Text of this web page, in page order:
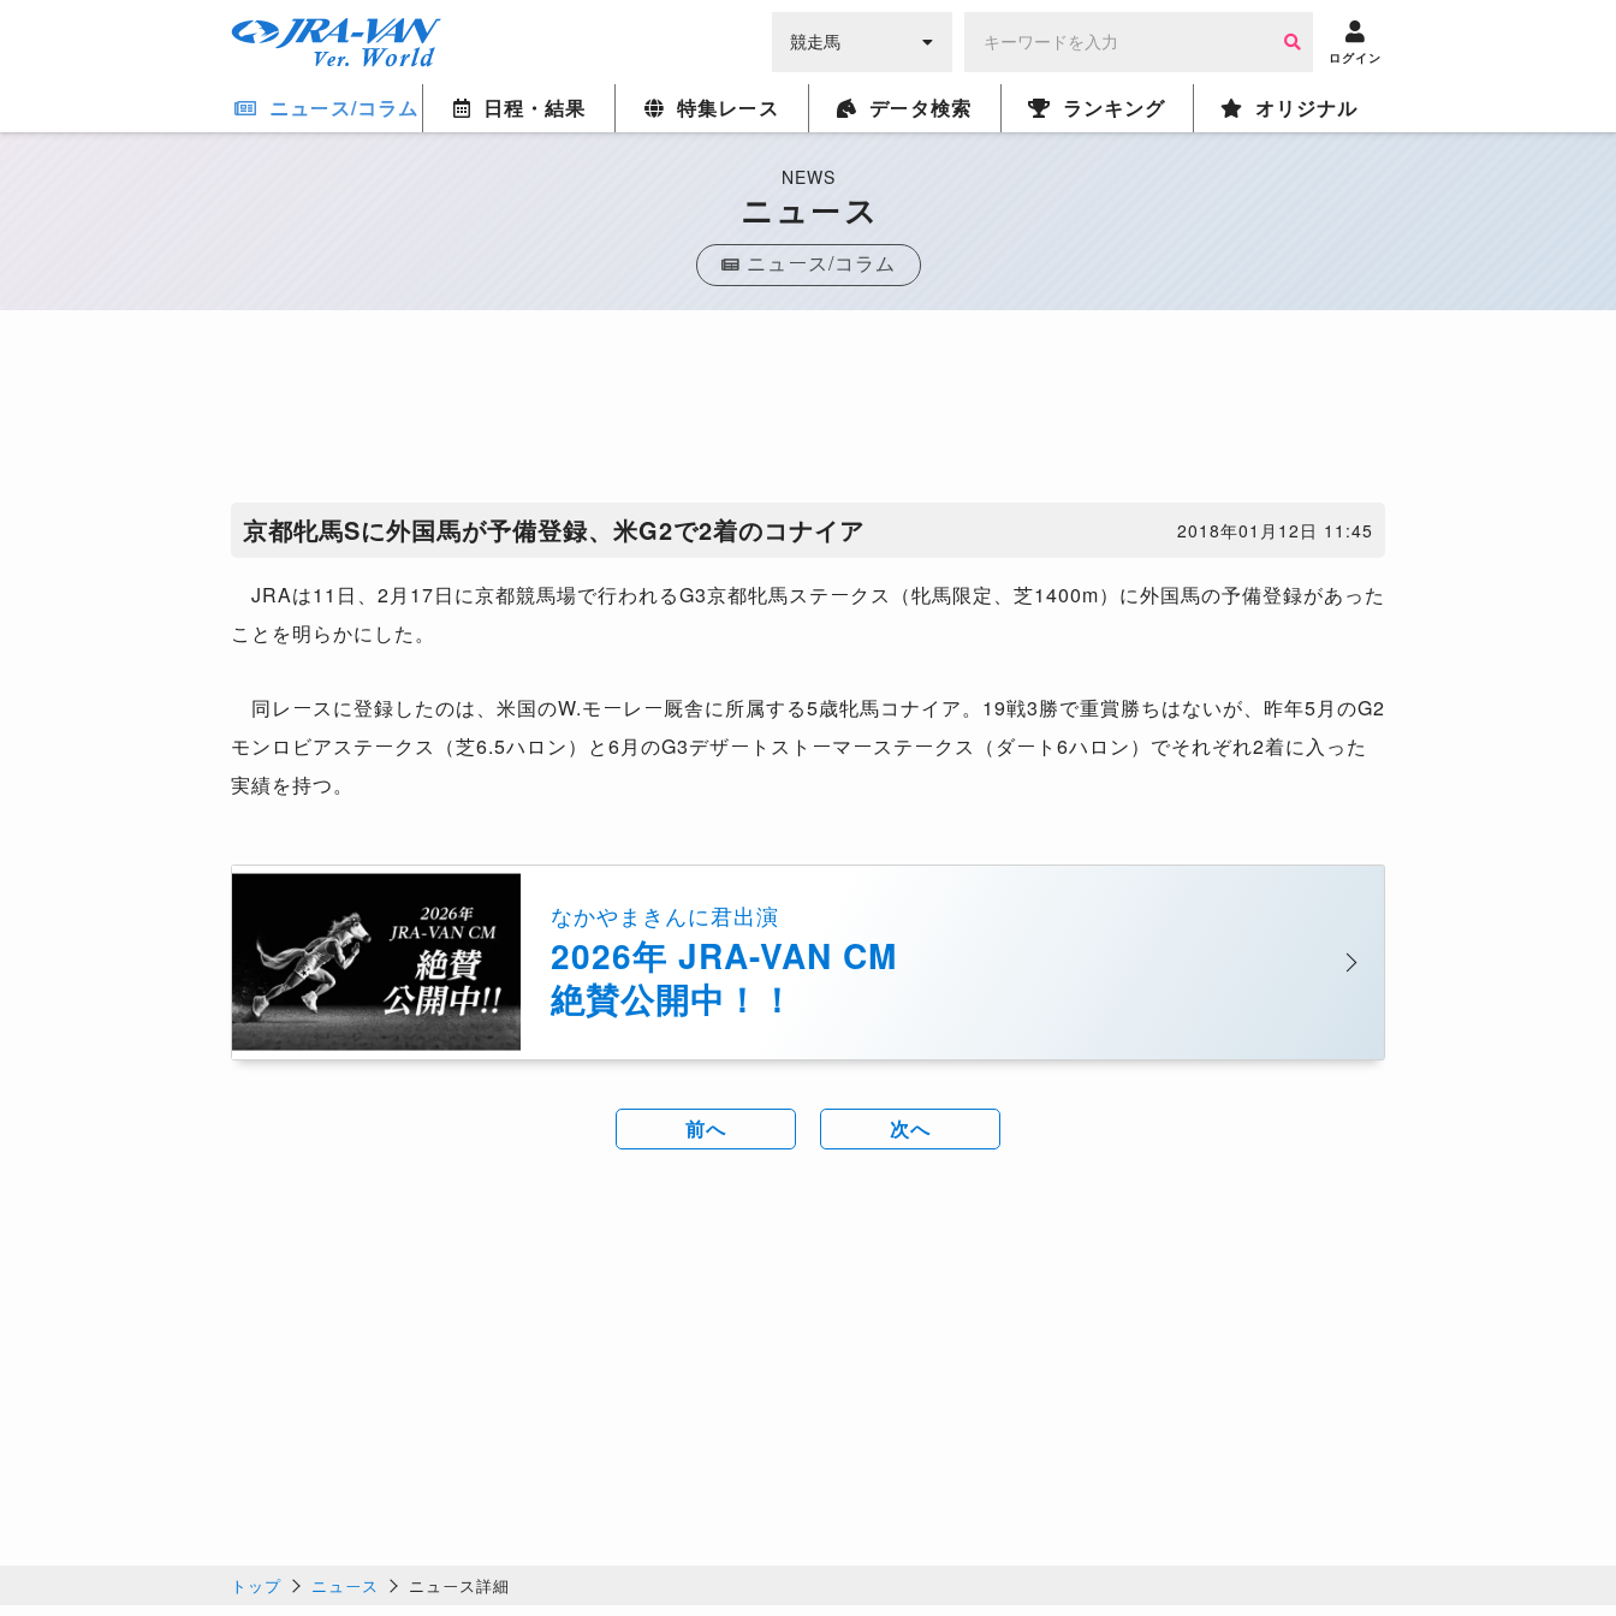
ログイン
ニュース/コラム 日程・結果 特集レース データ検索 ランキング オリジナル
NEWS
ニュース
ニュース/コラム
京都牝馬Sに外国馬が予備登録、米G2で2着のコナイア 2018年01月12日 11:45
JRAは11日、2月17日に京都競馬場で行われるG3京都牝馬ステークス（牝馬限定、芝1400m）に外国馬の予備登録があった
ことを明らかにした。
同レースに登録したのは、米国のW.モーレー厩舎に所属する5歳牝馬コナイア。19戦3勝で重賞勝ちはないが、昨年5月のG2
モンロビアステークス（芝6.5ハロン）と6月のG3デザートストーマーステークス（ダート6ハロン）でそれぞれ2着に入った
実績を持つ。
なかやまきんに君出演
2026年 JRA-VAN CM
絶賛公開中！！
前へ 次へ
トップ ニュース ニュース詳細